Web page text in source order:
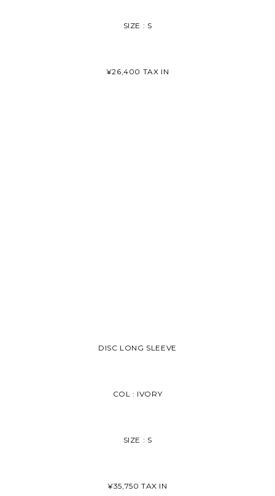
SIZE : S
¥26,400 TAX IN
DISC LONG SLEEVE
COL : IVORY
SIZE : S
¥35,750 TAX IN